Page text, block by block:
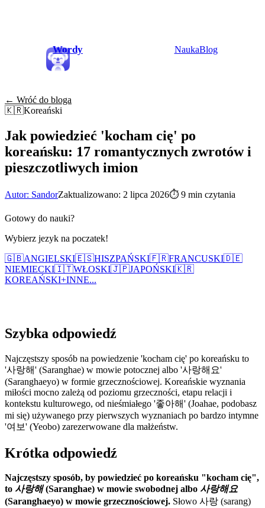
Wordy NaukaBlog
← Wróć do bloga
🇰🇷Koreański
Jak powiedzieć 'kocham cię' po
koreańsku: 17 romantycznych zwrotów i
pieszczotliwych imion
Autor: SandorZaktualizowano: 2 lipca 2026⏱ 9 min czytania
Gotowy do nauki?
Wybierz jezyk na poczatek!
🇬🇧ANGIELSKI🇪🇸HISZPAŃSKI🇫🇷FRANCUSKI🇩🇪
NIEMIECKI🇮🇹WŁOSKI🇯🇵JAPOŃSKI🇰🇷
KOREAŃSKI+INNE...
Szybka odpowiedź
Najczęstszy sposób na powiedzenie 'kocham cię' po koreańsku to
'사랑해' (Saranghae) w mowie potocznej albo '사랑해요'
(Saranghaeyo) w formie grzecznościowej. Koreańskie wyznania
miłości mocno zależą od poziomu grzeczności, etapu relacji i
kontekstu kulturowego, od nieśmiałego '좋아해' (Joahae, podobasz
mi się) używanego przy pierwszych wyznaniach po bardzo intymne
'여보' (Yeobo) zarezerwowane dla małżeństw.
Krótka odpowiedź
Najczęstszy sposób, by powiedzieć po koreańsku "kocham cię",
to 사랑해(Saranghae) w mowie swobodnej albo 사랑해요
(Saranghaeyo) w mowie grzecznościowej. Słowo 사랑 (sarang)